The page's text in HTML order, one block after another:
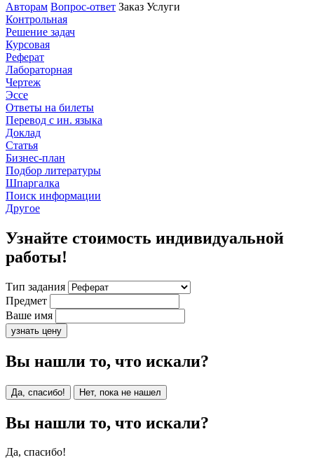
Авторам Вопрос-ответ Заказ Услуги
Контрольная
Решение задач
Курсовая
Реферат
Лабораторная
Чертеж
Эссе
Ответы на билеты
Перевод с ин. языка
Доклад
Статья
Бизнес-план
Подбор литературы
Шпаргалка
Поиск информации
Другое
Узнайте стоимость индивидуальной
работы!
Тип задания
Предмет
Ваше имя
узнать цену
Вы нашли то, что искали?
Да, спасибо! Нет, пока не нашел
Вы нашли то, что искали?
Да, спасибо!